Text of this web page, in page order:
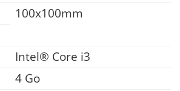
100x100mm
Intel® Core i3
4 Go